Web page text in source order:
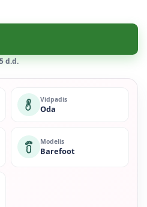
d.d.
Vidpadis
Oda
Modelis
Barefoot